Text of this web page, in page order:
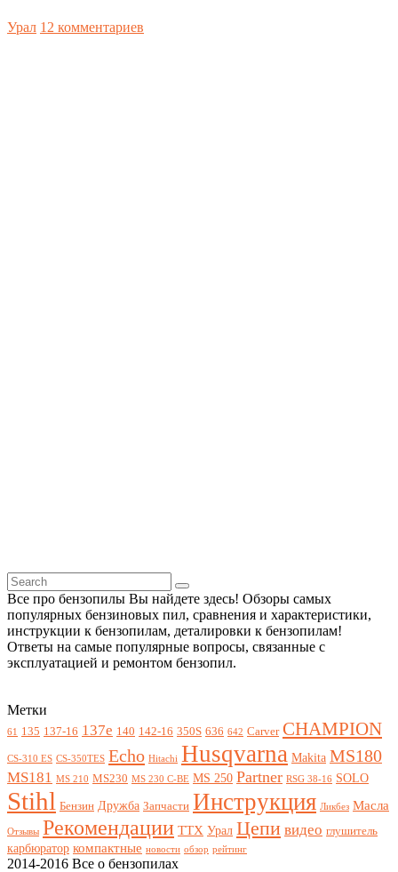
Урал 12 комментариев
Все про бензопилы Вы найдете здесь! Обзоры самых
популярных бензиновых пил, сравнения и характеристики,
инструкции к бензопилам, деталировки к бензопилам!
Ответы на самые популярные вопросы, связанные с
эксплуатацией и ремонтом бензопил.
Метки
61 135 137-16 137e 140 142-16 350S 636 642 Carver CHAMPION
CS-310 ES CS-350TES Echo Hitachi Husqvarna Makita MS180
MS181 MS 210 MS230 MS 230 C-BE MS 250 Partner RSG 38-16 SOLO
Stihl Бензин Дружба Запчасти Инструкция Ликбез Масла
Отзывы Рекомендации ТТХ Урал Цепи видео глушитель
карбюратор компактные новости обзор рейтинг
2014-2016 Все о бензопилах